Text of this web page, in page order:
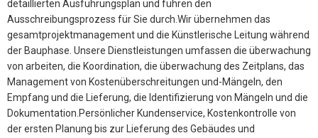
detaillierten Ausführungsplan und führen den
Ausschreibungsprozess für Sie durch.Wir übernehmen das
gesamtprojektmanagement und die Künstlerische Leitung während
der Bauphase. Unsere Dienstleistungen umfassen die überwachung
von arbeiten, die Koordination, die überwachung des Zeitplans, das
Management von Kostenüberschreitungen und-Mängeln, den
Empfang und die Lieferung, die Identifizierung von Mängeln und die
Dokumentation.Persönlicher Kundenservice, Kostenkontrolle von
der ersten Planung bis zur Lieferung des Gebäudes und